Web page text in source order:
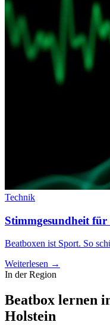
Technik
Stimmgesundheit für
Beatboxen ist Sport. So
Weiterlesen →
In der Region
Beatbox lernen
Holstein